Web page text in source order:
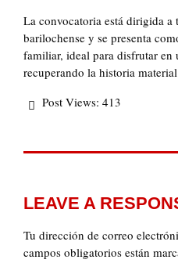
La convocatoria está dirigida a
barilochense y se presenta
familiar, ideal para disfrutar en
recuperando la historia
Post Views: 413
LEAVE A
Tu dirección de correo
campos obligatorios están